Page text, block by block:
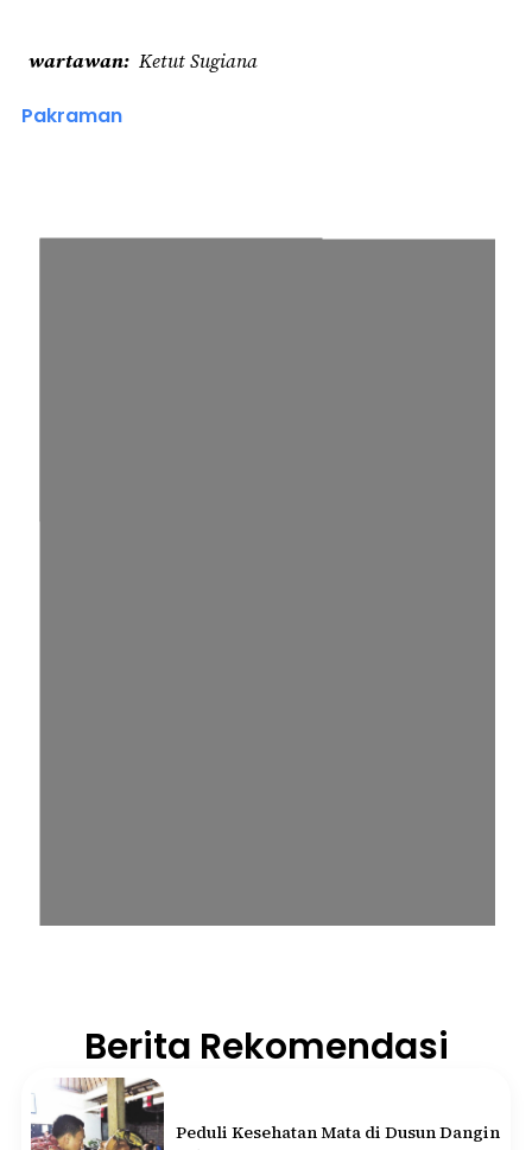
wartawan Ketut Sugiana
Pakraman
Berita Rekomendasi
Peduli Kesehatan Mata di Dusun Dangin